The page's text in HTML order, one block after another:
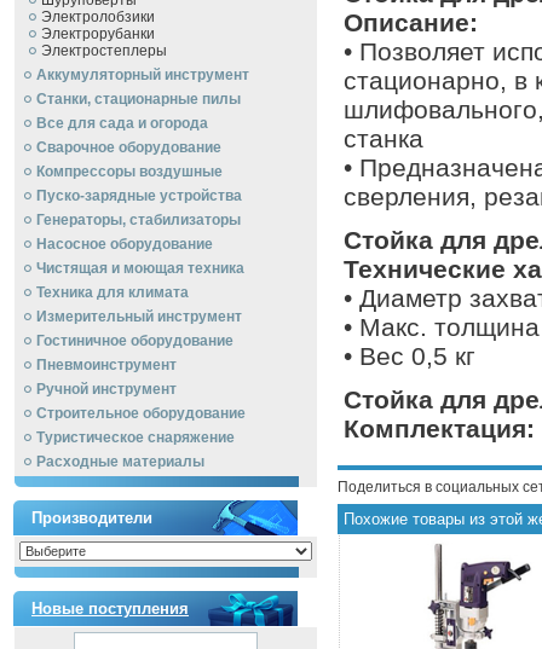
Электролобзики
Электрорубанки
Электростеплеры
Аккумуляторный инструмент
Станки, стационарные пилы
Все для сада и огорода
Сварочное оборудование
Компрессоры воздушные
Пуско-зарядные устройства
Генераторы, стабилизаторы
Насосное оборудование
Чистящая и моющая техника
Техника для климата
Измерительный инструмент
Гостиничное оборудование
Пневмоинструмент
Ручной инcтрумент
Строительное оборудование
Туристическое снаряжение
Расходные материалы
Производители
Новые поступления
Описание:
• Позволяет
стационарно, в
станка
•
сверления,
Стойка для
Технические
• Диаметр
• Макс.
• Вес 0,5 кг
Стойка для
Комплектация:
Поделиться в социальных
Похожие товары из этой